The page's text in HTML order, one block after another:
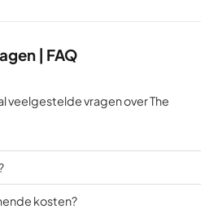
| FAQ
veelgestelde vragen over The
kosten?